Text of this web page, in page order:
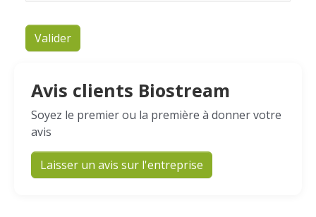
Valider
Avis clients Biostream
Soyez le premier ou la première à donner votre
avis
Laisser un avis sur l'entreprise